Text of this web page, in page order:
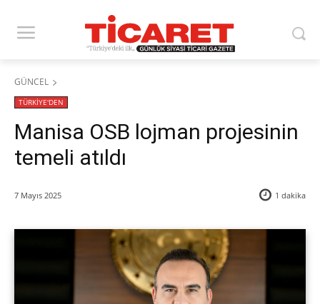
GÜNCEL
TÜRKİYE'DEN
Manisa OSB lojman projesinin
temeli atıldı
7 Mayıs 2025 1 dakika